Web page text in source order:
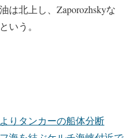
は北上し、Zaporozhskyな
いう。
りタンカーの船体分断